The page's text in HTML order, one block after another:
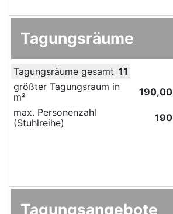
Tagungsräume
Tagungsräume gesamt 11
größter Tagungsraum in
m²
190,00
max. Personenzahl
(Stuhlreihe)
190
Tagungsangebote